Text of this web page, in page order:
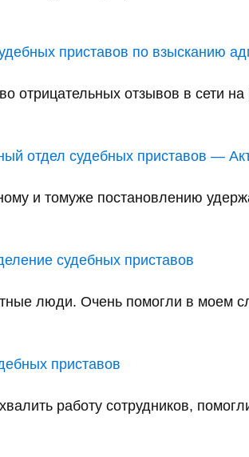
приставов по взысканию
отрицательных отзывов в сети
отдел судебных приставов —
и томуже постановлению
судебных приставов
люди. Очень помогли в моем
приставов
работу сотрудников,